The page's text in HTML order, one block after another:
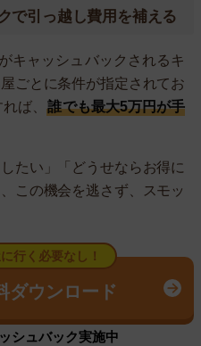
で引っ越し費用を補える
キャッシュバックされるキ
ごとに条件が指定されてお
れば、誰でも最大5万円が手
たい」「どうせならお得に
この機会を逃さず、スモッ
行く必要なし！
ダウンロード
シュバック実施中